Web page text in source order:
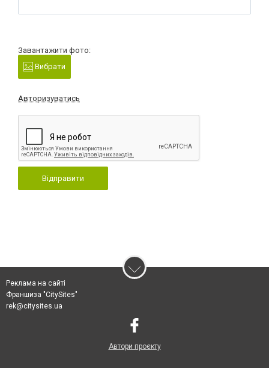
Завантажити фото:
Вибрати
Авторизуватись
Відправити
Реклама на сайті
Франшиза "CitySites"
rek@citysites.ua
Автори проєкту